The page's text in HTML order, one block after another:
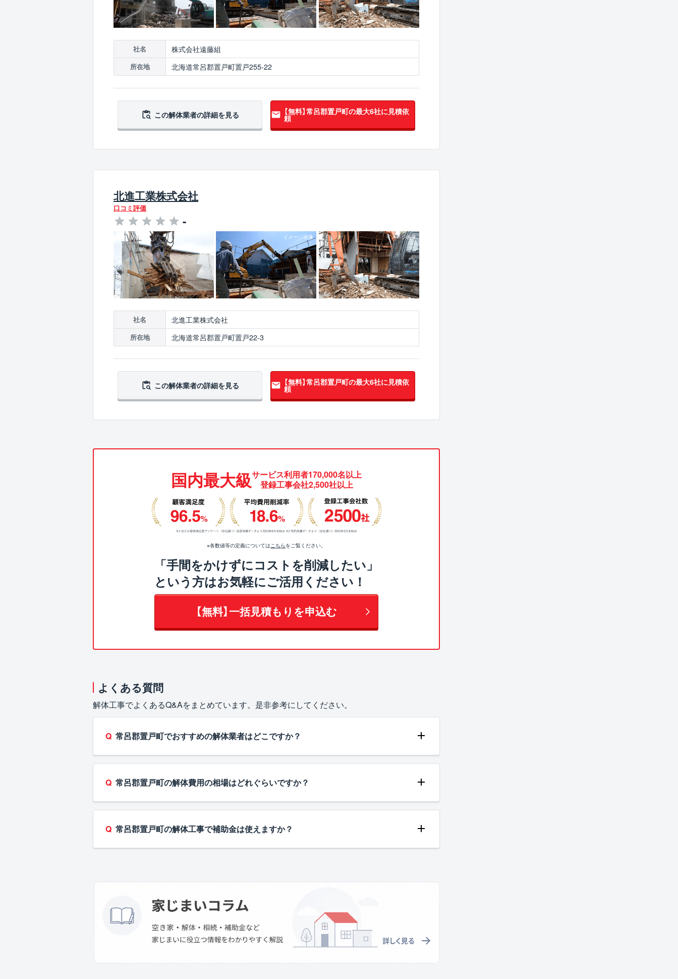
社名 株式会社遠藤組
所在地 北海道常呂郡置戸町置戸255-22
この解体業者の詳細を見る 【無料】常呂郡置戸町の最大6社に見積依
頼
北進工業株式会社
口コミ評価
-
社名 北進工業株式会社
所在地 北海道常呂郡置戸町置戸22-3
この解体業者の詳細を見る 【無料】常呂郡置戸町の最大6社に見積依
頼
国内最大級サービス利用者170,000名以上
登録工事会社2,500社以上
※各数値等の定義については こちらをご覧ください。
「手間をかけずにコストを削減したい」
という方はお気軽にご活用ください！
【無料】一括見積もりを申込む
よくある質問
解体工事でよくあるQ&Aをまとめています。是非参考にしてください。
常呂郡置戸町でおすすめの解体業者はどこですか？
常呂郡置戸町の解体費用の相場はどれぐらいですか？
常呂郡置戸町の解体工事で補助金は使えますか？